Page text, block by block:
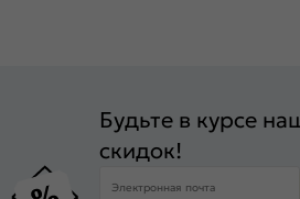
Будьте в курсе
скидок!
Электронная почта